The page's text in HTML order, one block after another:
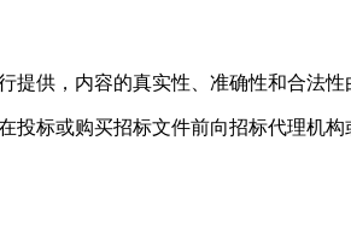
提供，内容的真实性、准确性和合法
投标或购买招标文件前向招标代理机